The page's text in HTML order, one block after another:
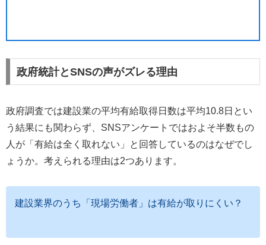
政府統計とSNSの声がズレる理由
政府調査では建設業の平均有給取得日数は平均10.8日とい
う結果にも関わらず、SNSアンケートではおよそ半数もの
人が「有給は全く取れない」と回答しているのはなぜでし
ょうか。考えられる理由は2つあります。
建設業界のうち「現場労働者」は有給が取りにくい？